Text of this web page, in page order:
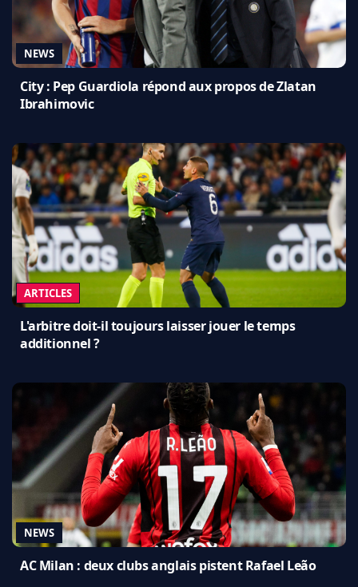
NEWS
City : Pep Guardiola répond aux propos de Zlatan
Ibrahimovic
ARTICLES
L'arbitre doit-il toujours laisser jouer le temps
additionnel ?
NEWS
AC Milan : deux clubs anglais pistent Rafael Leão